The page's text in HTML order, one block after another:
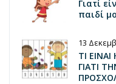
Γιατί
παιδί
13
ΤΙ
ΓΙΑΤΙ